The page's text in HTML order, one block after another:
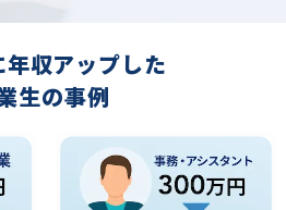
年収アップした
生の事例